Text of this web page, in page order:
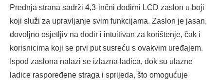
Prednja strana sadrži 4,3-inčni dodirni LCD zaslon u boji
koji služi za upravljanje svim funkcijama. Zaslon je jasan,
dovoljno osjetljiv na dodir i intuitivan za korištenje, čak i
korisnicima koji se prvi put susreću s ovakvim uređajem.
Ispod zaslona nalazi se izlazna ladica, dok su ulazne
ladice raspoređene straga i sprijeda, što omogućuje